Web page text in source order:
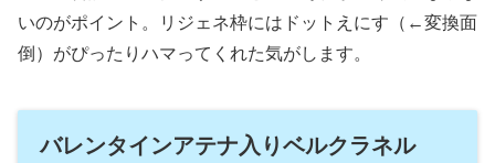
いのがポイント。リジェネ枠にはドットえにす（←変換面
倒）がぴったりハマってくれた気がします。
バレンタインアテナ入りベルクラネル